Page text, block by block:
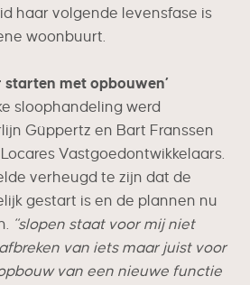
haar volgende levensfase is
woonbuurt.
starten met opbouwen’
sloophandeling werd
Güppertz en Bart Franssen
Vastgoedontwikkelaars.
verheugd te zijn dat de
gestart is en de plannen nu
“slopen staat voor mij niet
van iets maar juist voor
van een nieuwe functie